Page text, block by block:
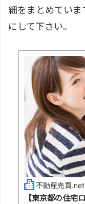
細をまとめてい
にして下さい。
不動産売買.net
【東京都の住